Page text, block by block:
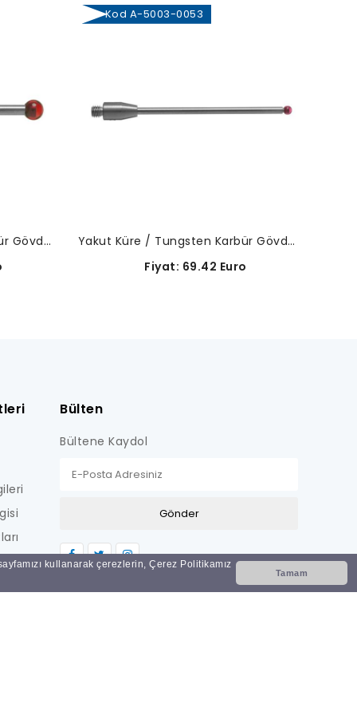
kullanarak çerezlerin, Çerez Politikamız
Tamam
Yakut Küre / Tungsten Karbür Gövde-A-5003-0062
Kod A-5003-0053
Yakut Küre / Tungsten Karbür Gövde-A-5003-0053
Fiyat: 69.42 Euro
Bülten
Bültene Kaydol